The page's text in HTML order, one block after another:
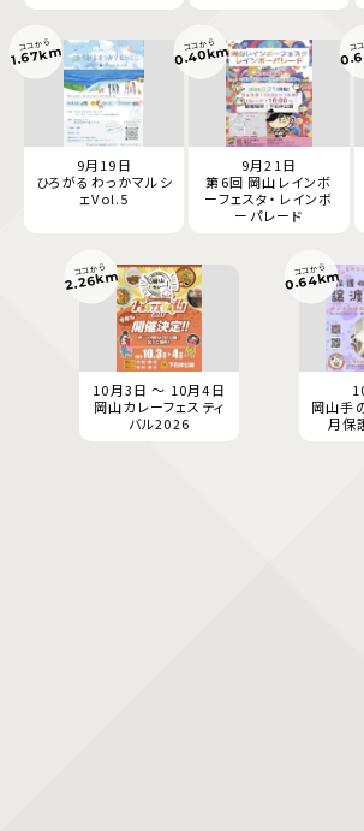
9月19日
ひろがるわっかマルシ
ェVol.5
ココから
1.67km
9月21日
第6回 岡山レインボ
ーフェスタ・レインボ
ーパレード
ココから
0.40km コ
10月3日 ～ 10月4日
岡山カレーフェスティ
バル2026
ココから
2.26km
岡山手
月保
ココから
0.64km